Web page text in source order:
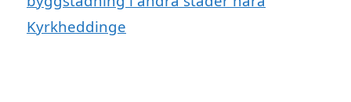
Kyrkheddinge